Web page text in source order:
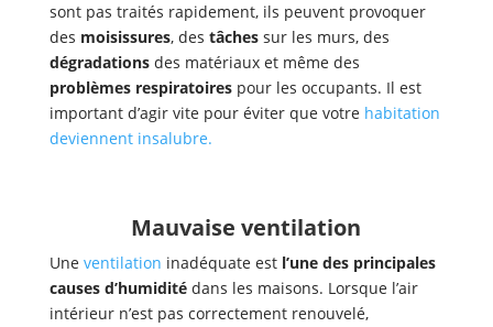
sont pas traités rapidement, ils peuvent provoquer
des moisissures, des tâchessur les murs, des
dégradationsdes matériaux et même des
problèmes respiratoirespour les occupants. Il est
important d’agir vite pour éviter que votre habitation
deviennent insalubre.
Mauvaise ventilation
Une ventilation inadéquate est l’une des principales
causes d’humiditédans les maisons. Lorsque l’air
intérieur n’est pas correctement renouvelé,